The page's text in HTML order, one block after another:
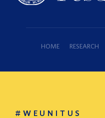
HOME RESEARCH
#WEUNITUS